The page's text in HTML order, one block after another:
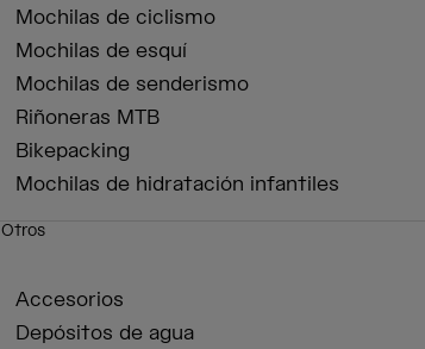
Mochilas de ciclismo
Mochilas de esquí
Mochilas de senderismo
Riñoneras MTB
Bikepacking
Mochilas de hidratación infantiles
Otros
Accesorios
Depósitos de agua